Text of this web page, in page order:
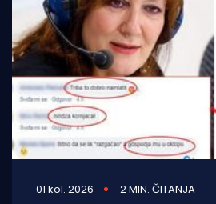
01 kol. 2026 2 MIN. ČITANJA